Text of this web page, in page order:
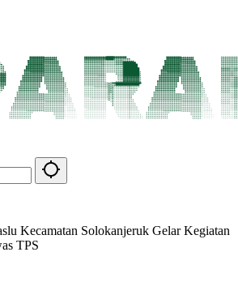
Kecamatan Solokanjeruk Gelar Kegiatan
TPS